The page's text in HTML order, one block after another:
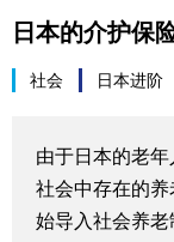
生活与旅游
深度报道
视觉日本
日本的介护保
社会 日本进阶
由于日本的老
社会中存在的
始导入社会养老